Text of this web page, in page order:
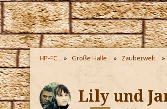
HP-FC Große Halle Zauberwelt
Lily und